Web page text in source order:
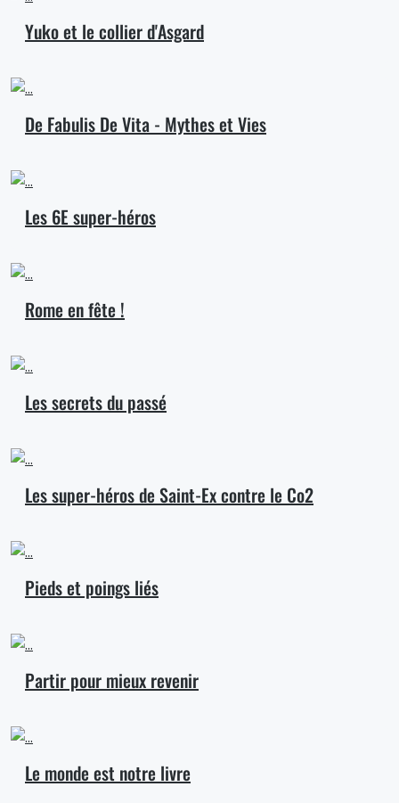
Yuko et le collier d'Asgard
De Fabulis De Vita - Mythes et Vies
Les 6E super-héros
Rome en fête !
Les secrets du passé
Les super-héros de Saint-Ex contre le Co2
Pieds et poings liés
Partir pour mieux revenir
Le monde est notre livre